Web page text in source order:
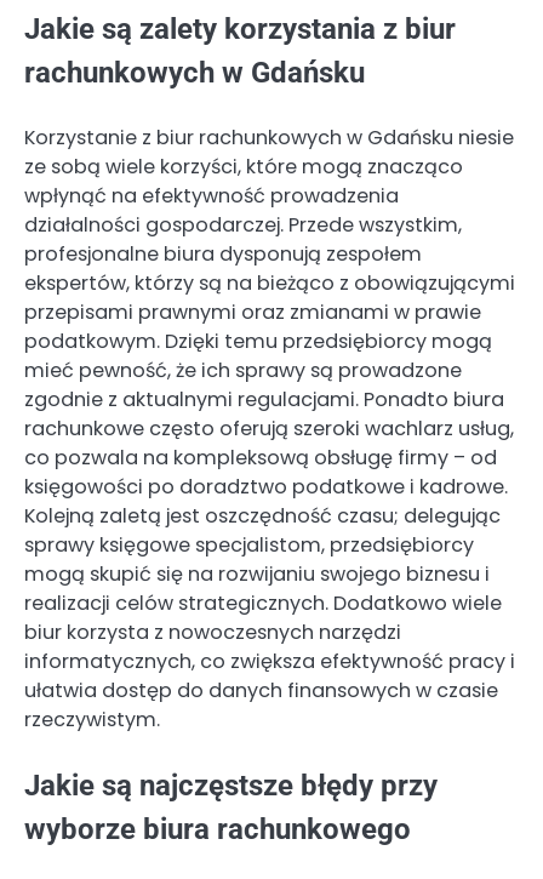
Jakie są zalety korzystania z biur
rachunkowych w Gdańsku
Korzystanie z biur rachunkowych w Gdańsku niesie
ze sobą wiele korzyści, które mogą znacząco
wpłynąć na efektywność prowadzenia
działalności gospodarczej. Przede wszystkim,
profesjonalne biura dysponują zespołem
ekspertów, którzy są na bieżąco z obowiązującymi
przepisami prawnymi oraz zmianami w prawie
podatkowym. Dzięki temu przedsiębiorcy mogą
mieć pewność, że ich sprawy są prowadzone
zgodnie z aktualnymi regulacjami. Ponadto biura
rachunkowe często oferują szeroki wachlarz usług,
co pozwala na kompleksową obsługę firmy – od
księgowości po doradztwo podatkowe i kadrowe.
Kolejną zaletą jest oszczędność czasu; delegując
sprawy księgowe specjalistom, przedsiębiorcy
mogą skupić się na rozwijaniu swojego biznesu i
realizacji celów strategicznych. Dodatkowo wiele
biur korzysta z nowoczesnych narzędzi
informatycznych, co zwiększa efektywność pracy i
ułatwia dostęp do danych finansowych w czasie
rzeczywistym.
Jakie są najczęstsze błędy przy
wyborze biura rachunkowego